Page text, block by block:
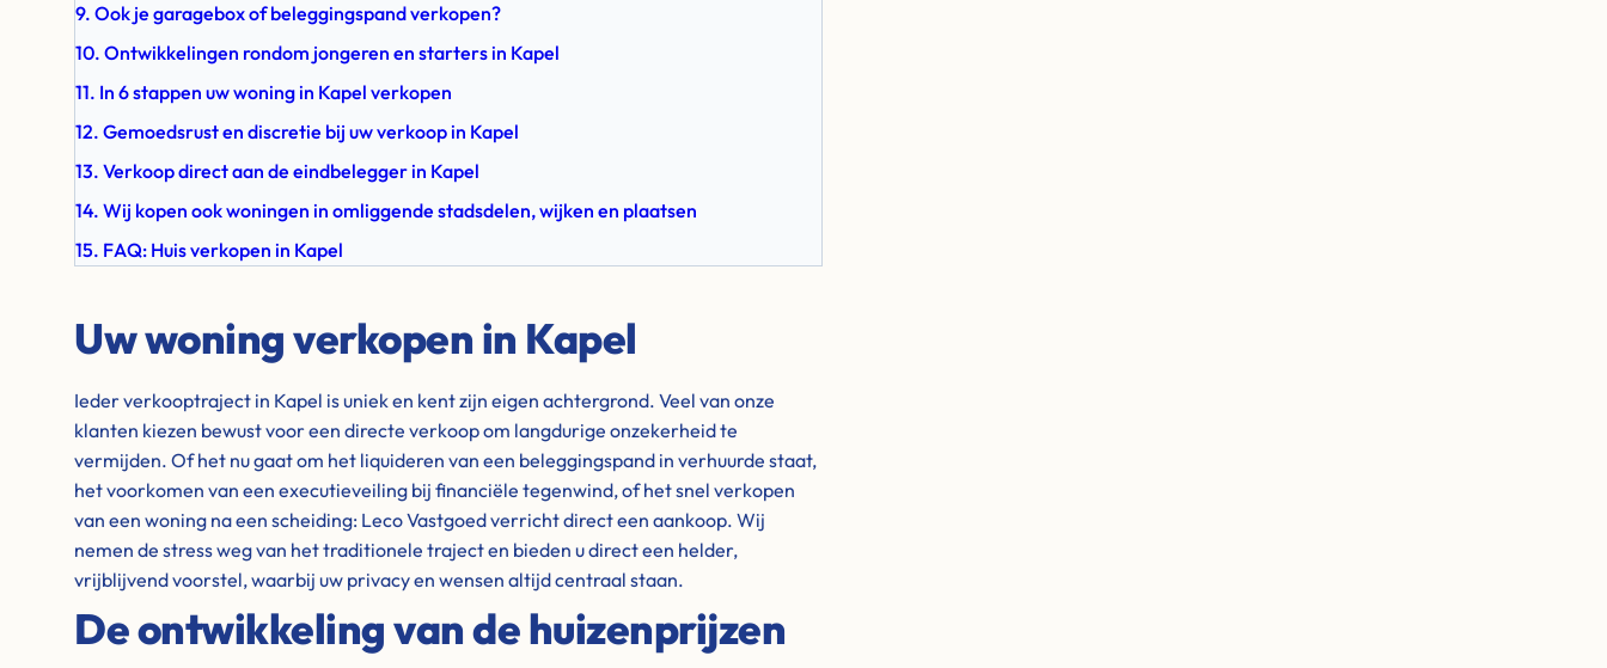
9. Ook je garagebox of beleggingspand verkopen?
10. Ontwikkelingen rondom jongeren en starters in Kapel
11. In 6 stappen uw woning in Kapel verkopen
12. Gemoedsrust en discretie bij uw verkoop in Kapel
13. Verkoop direct aan de eindbelegger in Kapel
14. Wij kopen ook woningen in omliggende stadsdelen, wijken en plaatsen
15. FAQ: Huis verkopen in Kapel
Uw woning verkopen in Kapel
Ieder verkooptraject in Kapel is uniek en kent zijn eigen achtergrond. Veel van onze
klanten kiezen bewust voor een directe verkoop om langdurige onzekerheid te
vermijden. Of het nu gaat om het liquideren van een beleggingspand in verhuurde staat,
het voorkomen van een executieveiling bij financiële tegenwind, of het snel verkopen
van een woning na een scheiding: Leco Vastgoed verricht direct een aankoop. Wij
nemen de stress weg van het traditionele traject en bieden u direct een helder,
vrijblijvend voorstel, waarbij uw privacy en wensen altijd centraal staan.
De ontwikkeling van de huizenprijzen